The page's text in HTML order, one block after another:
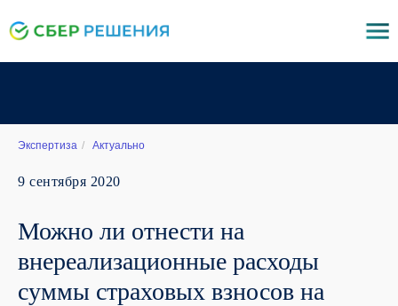
Экспертиза / Актуально
9 сентября 2020
Можно ли отнести на
внереализационные расходы
суммы страховых взносов на